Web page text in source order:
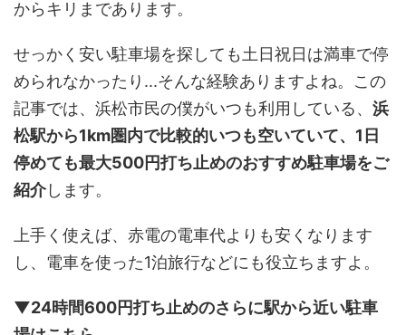
からキリまであります。
せっかく安い駐車場を探しても土日祝日は満車で停
められなかったり...そんな経験ありますよね。この
記事では、浜松市民の僕がいつも利用している、 浜
松駅から1km圏内で比較的いつも空いていて、1日
停めても最大500円打ち止めのおすすめ駐車場をご
紹介します。
上手く使えば、赤電の電車代よりも安くなります
し、電車を使った1泊旅行などにも役立ちますよ。
▼24時間600円打ち止めのさらに駅から近い駐車